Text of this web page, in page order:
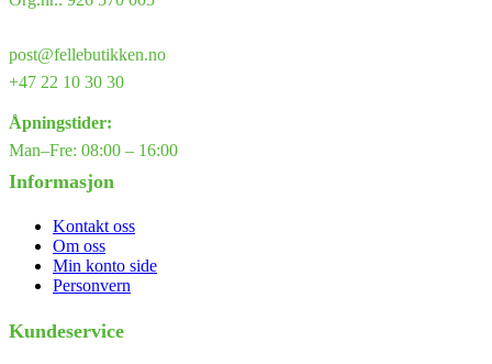
post@fellebutikken.no
+47 22 10 30 30
Åpningstider:
Man–Fre: 08:00 – 16:00
Informasjon
Kontakt oss
Om oss
Min konto side
Personvern
Kundeservice